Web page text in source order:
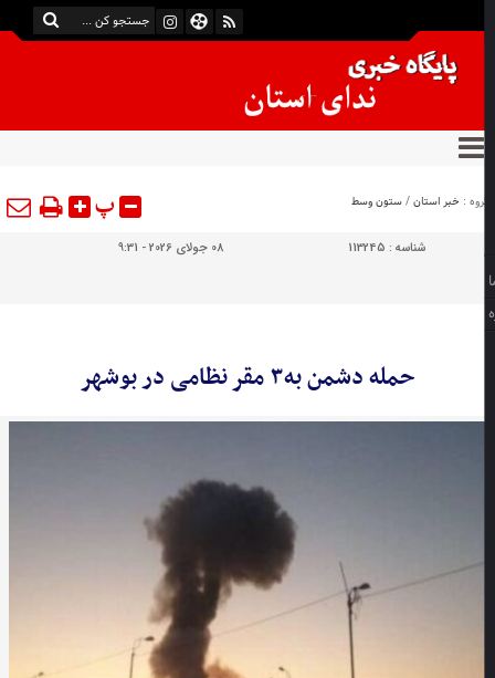
:خبر استان/ستون وسط پ
شناسه :113245 08 جولای 2026 - 9:31
حمله دشمن به۳ مقر نظامی در بوشهر